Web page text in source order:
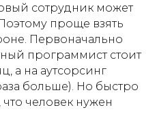
сотрудник может
проще взять
Первоначально
программист стоит
а на аутсорсинг
больше). Но быстро
что человек нужен